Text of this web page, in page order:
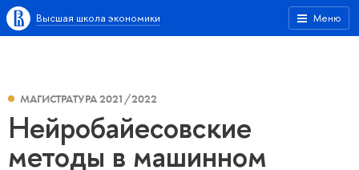
Меню
Высшая школа экономики
МАГИСТРАТУРА 2021/2022
Нейробайесовские
методы в машинном